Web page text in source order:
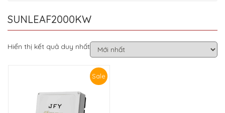
SUNLEAF2000KW
Hiển thị kết quả duy nhất
Sale